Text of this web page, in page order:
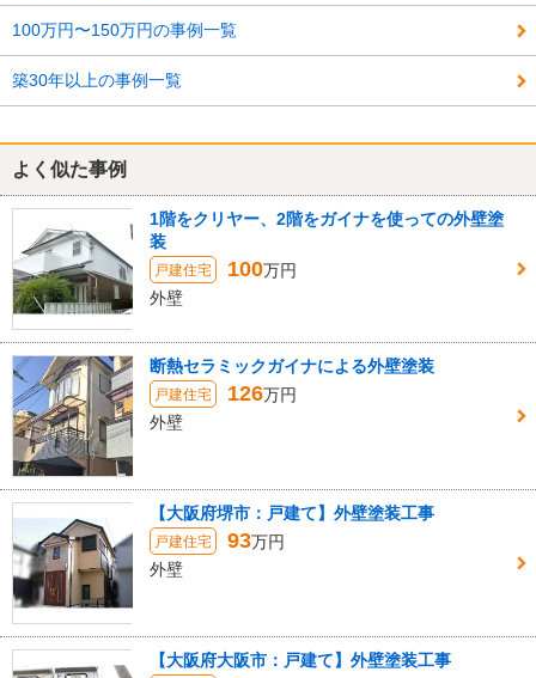
100万円〜150万円の事例一覧
築30年以上の事例一覧
よく似た事例
1階をクリヤー、2階をガイナを使っての外壁塗
装
戸建住宅 100万円
外壁
断熱セラミックガイナによる外壁塗装
戸建住宅 126万円
外壁
【大阪府堺市：戸建て】外壁塗装工事
戸建住宅 93万円
外壁
【大阪府大阪市：戸建て】外壁塗装工事